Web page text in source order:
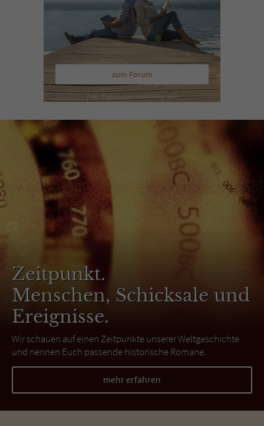
zum Forum
Zeitpunkt.
Menschen, Schicksale und
Ereignisse.
Wir schauen auf einen Zeitpunkte unserer Weltgeschichte
und nennen Euch passende historische Romane.
mehr erfahren